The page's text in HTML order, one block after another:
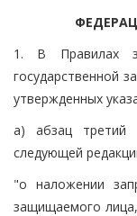
1. В Правилах
государственной
утвержденных
а) абзац третий
следующей
"о наложении
защищаемого